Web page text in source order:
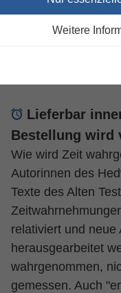
Weitere
Feministisch-
das Erste
Lieferbar
Bestellung wird
Wie wird Zeit
Autorinnen des
Texte des Alten
relativiert und neue
herausgearbeitet
wahrgenommen,
gemessen. Auch